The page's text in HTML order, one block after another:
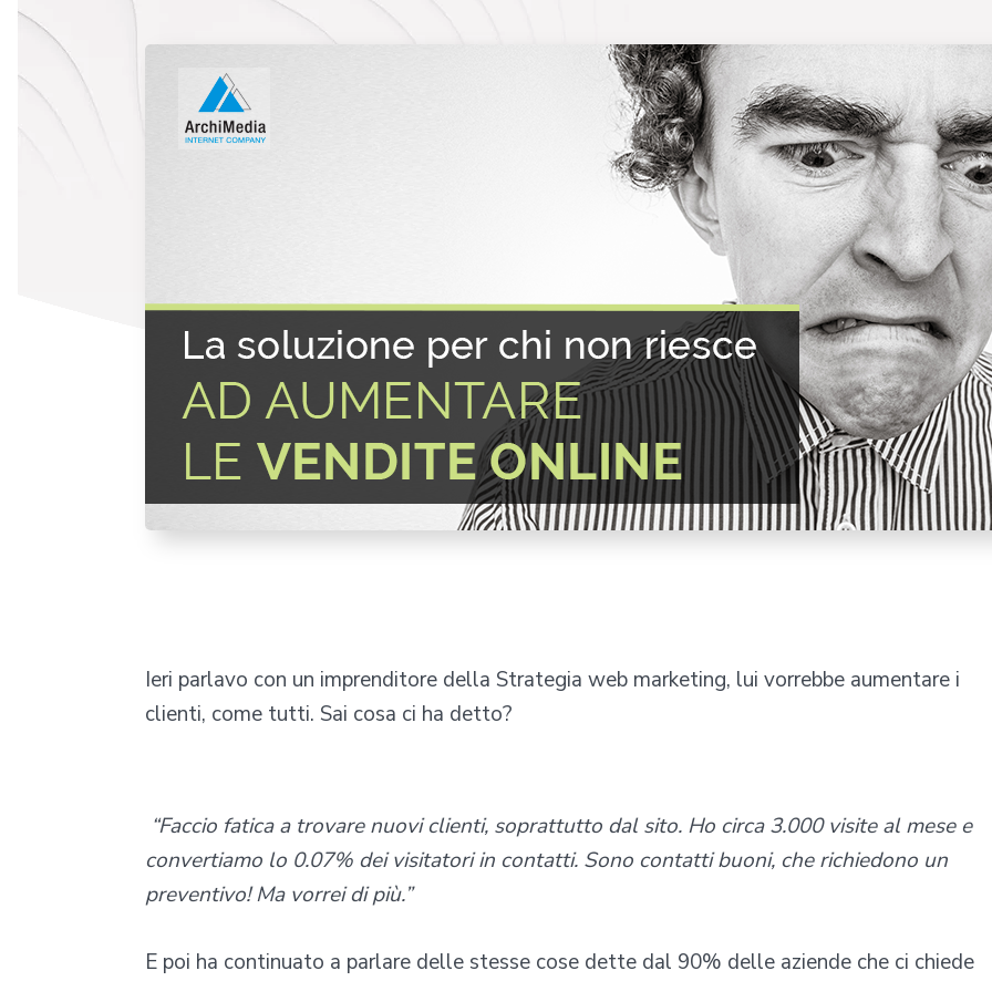
Ieri parlavo con un imprenditore della Strategia web marketing, lui vorrebbe aumentare i
clienti, come tutti. Sai cosa ci ha detto?
“Faccio fatica a trovare nuovi clienti, soprattutto dal sito. Ho circa 3.000 visite al mese e
convertiamo lo 0.07% dei visitatori in contatti. Sono contatti buoni, che richiedono un
preventivo! Ma vorrei di più.”
E poi ha continuato a parlare delle stesse cose dette dal 90% delle aziende che ci chiede